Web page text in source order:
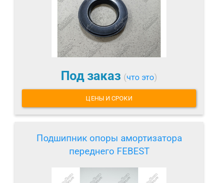
Под заказ (что это)
ЦЕНЫ И СРОКИ
Подшипник опоры амортизатора
переднего FEBEST